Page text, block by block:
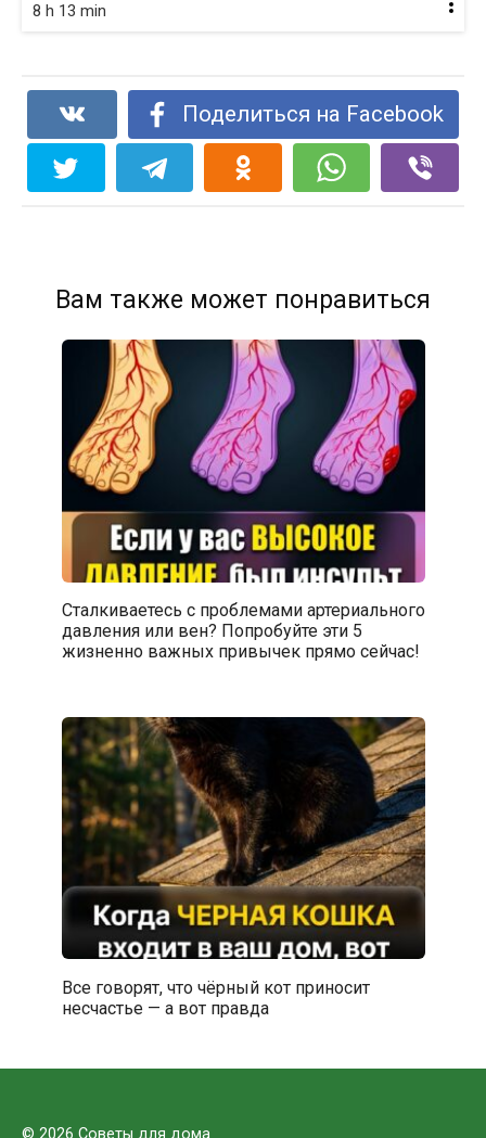
8 h 13 min
Поделиться на Facebook
Вам также может понравиться
Сталкиваетесь с проблемами артериального
давления или вен? Попробуйте эти 5
жизненно важных привычек прямо сейчас!
Все говорят, что чёрный кот приносит
несчастье — а вот правда
© 2026 Советы для дома